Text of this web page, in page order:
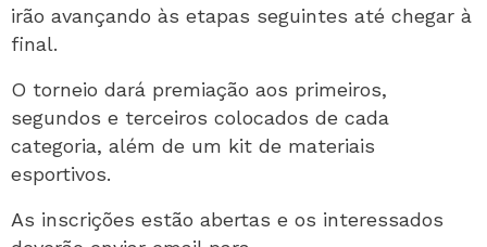
irão avançando às etapas seguintes até chegar à
final.
O torneio dará premiação aos primeiros,
segundos e terceiros colocados de cada
categoria, além de um kit de materiais
esportivos.
As inscrições estão abertas e os interessados